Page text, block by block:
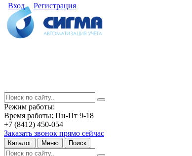
Вход Регистрация
Режим работы:
Время работы: Пн-Пт 9-18
+7 (8412) 450-054
Заказать звонок прямо сейчас
Каталог Меню Поиск